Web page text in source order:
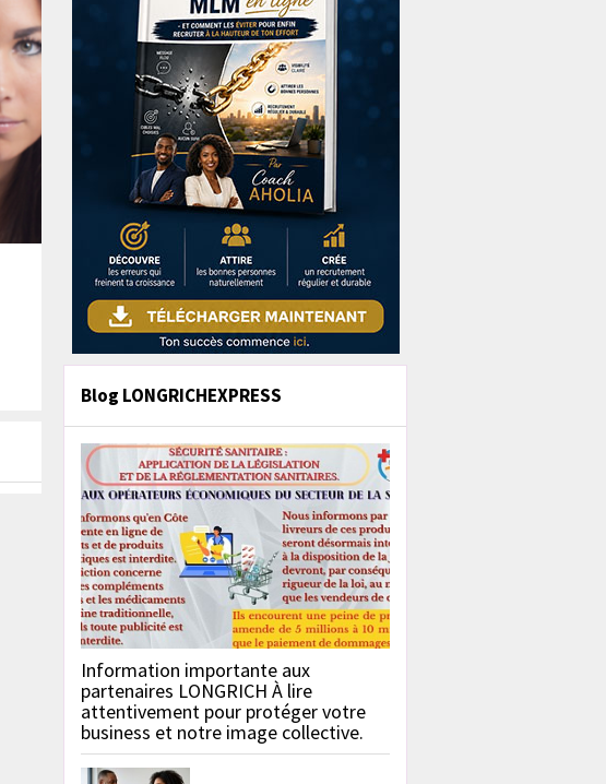
Blog LONGRICHEXPRESS
Information importante aux
partenaires LONGRICH À lire
attentivement pour protéger votre
business et notre image collective.